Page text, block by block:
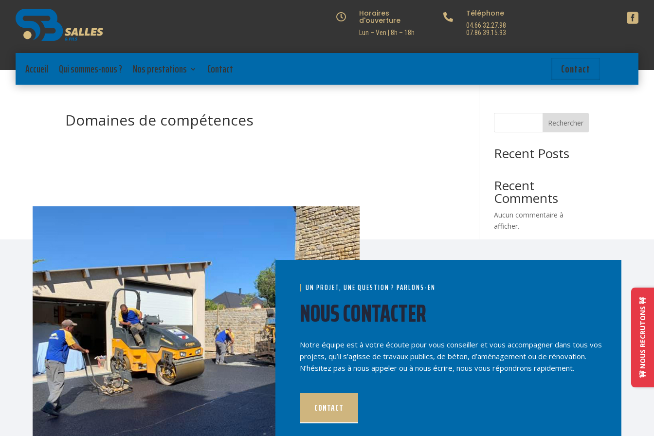
 Horaires
d'ouverture
Lun – Ven | 8h – 18h
 Téléphone
04.66.32.27.98
07.86.39.15.93

Accueil Qui sommes-nous ? Nos prestations Contact Contact
Domaines de compétences Rechercher
Recent Posts
Recent
Comments
Aucun commentaire à
afficher.
UN PROJET, UNE QUESTION ? PARLONS-EN
NOUS CONTACTER
Notre équipe est à votre écoute pour vous conseiller et vous accompagner dans tous vos
projets, qu’il s’agisse de travaux publics, de béton, d’aménagement ou de rénovation.
N’hésitez pas à nous appeler ou à nous écrire, nous vous répondrons rapidement.
CONTACT
🚧 NOUS RECRUTONS 🚧